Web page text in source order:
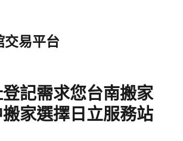
交易平台
記需求您台南搬家
家選擇日立服務站